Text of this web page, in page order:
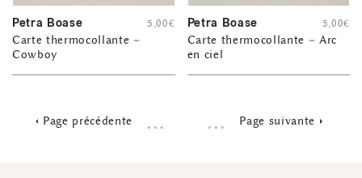
Petra Boase
Carte thermocollante –
Cowboy
5,00€ Petra Boase
Carte thermocollante – Arc
en ciel
5,00€
Page précédente … … Page suivante